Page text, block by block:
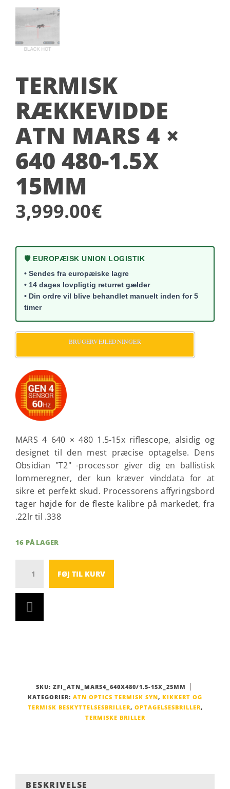
TERMISK
RÆKKEVIDDE
ATN MARS 4 ×
640 480-1.5X
15MM
3,999.00€
🛡️ EUROPÆISK UNION LOGISTIK
• Sendes fra europæiske lagre
• 14 dages lovpligtig returret gælder
• Din ordre vil blive behandlet manuelt inden for 5
timer
BRUGERVEJLEDNINGER
MARS 4 640 × 480 1.5-15x riflescope, alsidig og
designet til den mest præcise optagelse. Dens
Obsidian "T2" -processor giver dig en ballistisk
lommeregner, der kun kræver vinddata for at
sikre et perfekt skud. Processorens affyringsbord
tager højde for de fleste kalibre på markedet, fra
.22lr til .338
16 PÅ LAGER
FØJ TIL KURV
SKU: ZFI_ATN_MARS4_640X480/1.5-15X_25MM
KATEGORIER: ATN OPTICS TERMISK SYN, KIKKERT OG
TERMISK BESKYTTELSESBRILLER, OPTAGELSESBRILLER,
TERMISKE BRILLER
BESKRIVELSE